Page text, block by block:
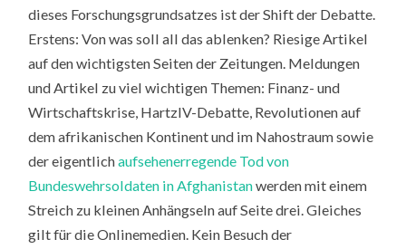
dieses Forschungsgrundsatzes ist der Shift der Debatte.
Erstens: Von was soll all das ablenken? Riesige Artikel
auf den wichtigsten Seiten der Zeitungen. Meldungen
und Artikel zu viel wichtigen Themen: Finanz- und
Wirtschaftskrise, HartzIV-Debatte, Revolutionen auf
dem afrikanischen Kontinent und im Nahostraum sowie
der eigentlichaufsehenerregende Tod von
Bundeswehrsoldaten in Afghanistanwerden mit einem
Streich zu kleinen Anhängseln auf Seite drei. Gleiches
gilt für die Onlinemedien. Kein Besuch der